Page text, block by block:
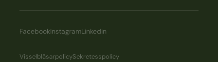
FacebookInstagramLinkedin
VisselblåsarpolicySekretesspolicy